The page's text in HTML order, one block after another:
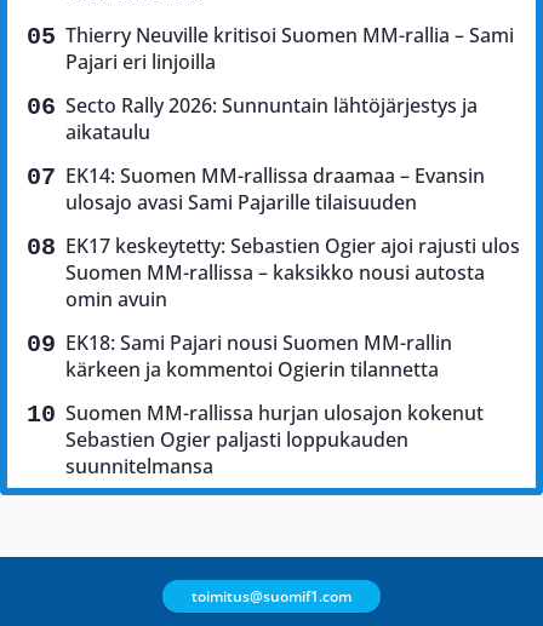
Thierry Neuville kritisoi Suomen MM-rallia – Sami
Pajari eri linjoilla
Secto Rally 2026: Sunnuntain lähtöjärjestys ja
aikataulu
EK14: Suomen MM-rallissa draamaa – Evansin
ulosajo avasi Sami Pajarille tilaisuuden
EK17 keskeytetty: Sebastien Ogier ajoi rajusti ulos
Suomen MM-rallissa – kaksikko nousi autosta
omin avuin
EK18: Sami Pajari nousi Suomen MM-rallin
kärkeen ja kommentoi Ogierin tilannetta
Suomen MM-rallissa hurjan ulosajon kokenut
Sebastien Ogier paljasti loppukauden
suunnitelmansa
toimitus@suomif1.com